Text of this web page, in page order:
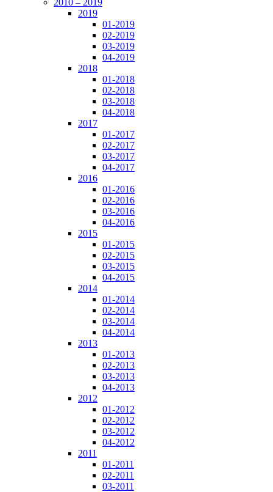
2010 – 2019
2019
01-2019
02-2019
03-2019
04-2019
2018
01-2018
02-2018
03-2018
04-2018
2017
01-2017
02-2017
03-2017
04-2017
2016
01-2016
02-2016
03-2016
04-2016
2015
01-2015
02-2015
03-2015
04-2015
2014
01-2014
02-2014
03-2014
04-2014
2013
01-2013
02-2013
03-2013
04-2013
2012
01-2012
02-2012
03-2012
04-2012
2011
01-2011
02-2011
03-2011